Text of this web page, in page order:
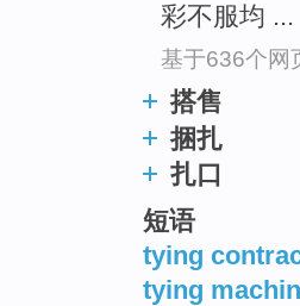
彩不服均 ...
基于636个网
搭售
捆扎
扎口
短语
tying
tying